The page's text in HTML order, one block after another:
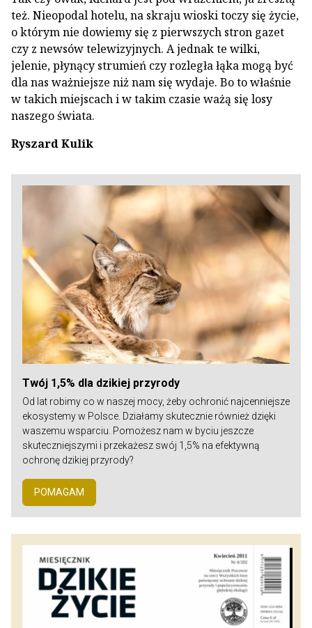
też. Nieopodal hotelu, na skraju wioski toczy się życie,
o którym nie dowiemy się z pierwszych stron gazet
czy z newsów telewizyjnych. A jednak te wilki,
jelenie, płynący strumień czy rozległa łąka mogą być
dla nas ważniejsze niż nam się wydaje. Bo to właśnie
w takich miejscach i w takim czasie ważą się losy
naszego świata.
Ryszard Kulik
Twój 1,5% dla dzikiej przyrody
Od lat robimy co w naszej mocy, żeby ochronić najcenniejsze
ekosystemy w Polsce. Działamy skutecznie również dzięki
waszemu wsparciu. Pomożesz nam w byciu jeszcze
skuteczniejszymi i przekażesz swój 1,5% na efektywną
ochronę dzikiej przyrody?
POMAGAM